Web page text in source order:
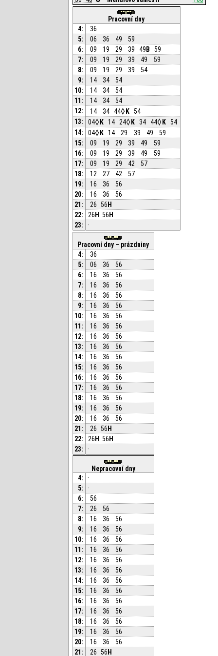
Pracovní dny
4:
36
5:
06 36 49
59
6:
09 19 29 39 49 B
59
7:
09 19 29 39 49
59
8:
09 19 29 39
54
9:
14 34
54
10:
14 34
54
11:
14 34
54
12:
14 34 44 K 54
13:
04 K 14 24 K 34 44 K 54
14:
04 K 14 29 39 49
59
15:
09 19 29 39 49
59
16:
09 19 29 39 49
59
17:
09 19 29 42
57
18:
12 27 42
57
19:
16 36
56
20:
16 36
56
21:
26 56 H
22:
26 H 56 H
23:
·
Pracovní dny – prázdniny
4:
36
5:
06 36
56
6:
16 36
56
7:
16 36
56
8:
16 36
56
9:
16 36
56
10:
16 36
56
11:
16 36
56
12:
16 36
56
13:
16 36
56
14:
16 36
56
15:
16 36
56
16:
16 36
56
17:
16 36
56
18:
16 36
56
19:
16 36
56
20:
16 36
56
21:
26 56 H
22:
26 H 56 H
23:
·
Nepracovní dny
4:
·
5:
·
6:
56
7:
26
56
8:
16 36
56
9:
16 36
56
10:
16 36
56
11:
16 36
56
12:
16 36
56
13:
16 36
56
14:
16 36
56
15:
16 36
56
16:
16 36
56
17:
16 36
56
18:
16 36
56
19:
16 36
56
20:
16 36
56
21:
26 56 H